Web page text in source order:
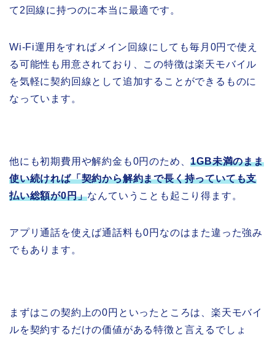
て2回線に持つのに本当に最適です。
Wi-Fi運用をすればメイン回線にしても毎月0円で使え
る可能性も用意されており、この特徴は楽天モバイル
を気軽に契約回線として追加することができるものに
なっています。
他にも初期費用や解約金も0円のため、1GB未満のまま
使い続ければ「契約から解約まで長く持っていても支
払い総額が0円」なんていうことも起こり得ます。
アプリ通話を使えば通話料も0円なのはまた違った強み
でもあります。
まずはこの契約上の0円といったところは、楽天モバイ
ルを契約するだけの価値がある特徴と言えるでしょ